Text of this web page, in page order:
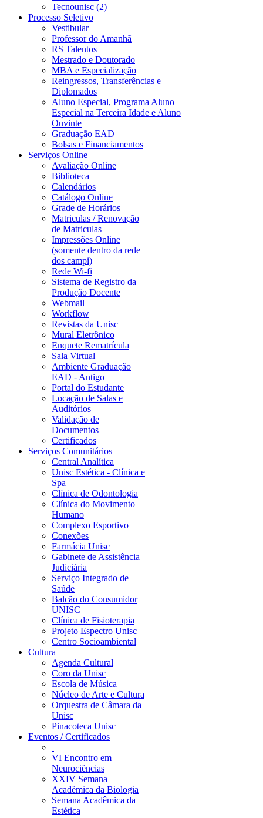
Tecnounisc (2)
Processo Seletivo
Vestibular
Professor do Amanhã
RS Talentos
Mestrado e Doutorado
MBA e Especialização
Reingressos, Transferências e
Diplomados
Aluno Especial, Programa Aluno
Especial na Terceira Idade e Aluno
Ouvinte
Graduação EAD
Bolsas e Financiamentos
Serviços Online
Avaliação Online
Biblioteca
Calendários
Catálogo Online
Grade de Horários
Matriculas / Renovação
de Matriculas
Impressões Online
(somente dentro da rede
dos campi)
Rede Wi-fi
Sistema de Registro da
Produção Docente
Webmail
Workflow
Revistas da Unisc
Mural Eletrônico
Enquete Rematrícula
Sala Virtual
Ambiente Graduação
EAD - Antigo
Portal do Estudante
Locação de Salas e
Auditórios
Validação de
Documentos
Certificados
Serviços Comunitários
Central Analítica
Unisc Estética - Clínica e
Spa
Clínica de Odontologia
Clínica do Movimento
Humano
Complexo Esportivo
Conexões
Farmácia Unisc
Gabinete de Assistência
Judiciária
Serviço Integrado de
Saúde
Balcão do Consumidor
UNISC
Clínica de Fisioterapia
Projeto Espectro Unisc
Centro Socioambiental
Cultura
Agenda Cultural
Coro da Unisc
Escola de Música
Núcleo de Arte e Cultura
Orquestra de Câmara da
Unisc
Pinacoteca Unisc
Eventos / Certificados
VI Encontro em
Neurociências
XXIV Semana
Acadêmica da Biologia
Semana Acadêmica da
Estética